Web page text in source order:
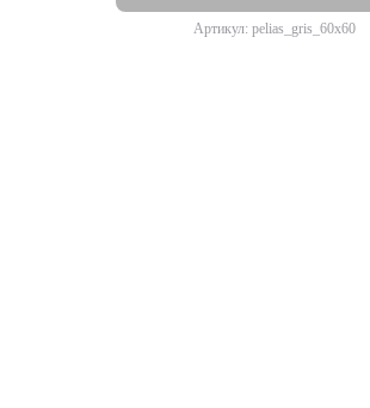
Артикул: pelias_gris_60x60